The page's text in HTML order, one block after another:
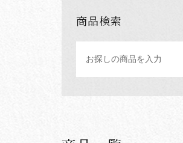
商品検索